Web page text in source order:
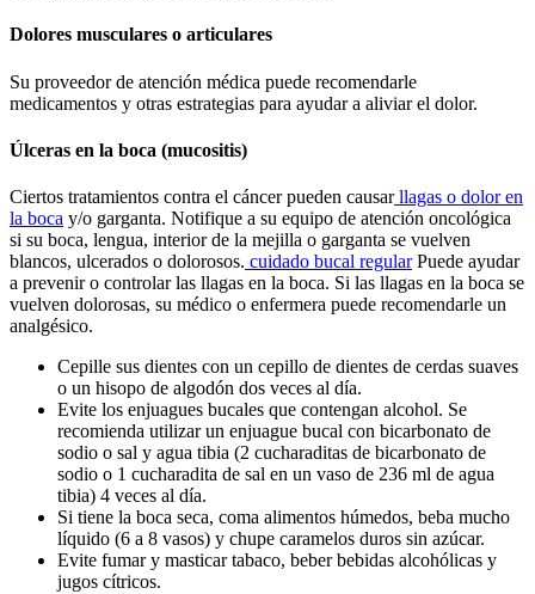
Dolores musculares o articulares
Su proveedor de atención médica puede recomendarle
medicamentos y otras estrategias para ayudar a aliviar el dolor.
Úlceras en la boca (mucositis)
Ciertos tratamientos contra el cáncer pueden causarllagas o dolor en
la boca y/o garganta. Notifique a su equipo de atención oncológica
si su boca, lengua, interior de la mejilla o garganta se vuelven
blancos, ulcerados o dolorosos. cuidado bucal regularPuede ayudar
a prevenir o controlar las llagas en la boca. Si las llagas en la boca se
vuelven dolorosas, su médico o enfermera puede recomendarle un
analgésico.
Cepille sus dientes con un cepillo de dientes de cerdas suaves
o un hisopo de algodón dos veces al día.
Evite los enjuagues bucales que contengan alcohol. Se
recomienda utilizar un enjuague bucal con bicarbonato de
sodio o sal y agua tibia (2 cucharaditas de bicarbonato de
sodio o 1 cucharadita de sal en un vaso de 236 ml de agua
tibia) 4 veces al día.
Si tiene la boca seca, coma alimentos húmedos, beba mucho
líquido (6 a 8 vasos) y chupe caramelos duros sin azúcar.
Evite fumar y masticar tabaco, beber bebidas alcohólicas y
jugos cítricos.